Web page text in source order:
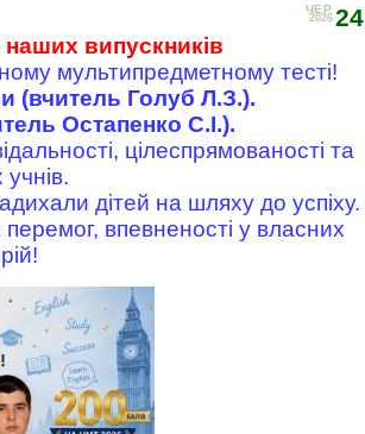
24
ЧЕР
2026
випускників
мультипредметному тесті!
(вчитель Голуб Л.З.).
Остапенко С.І.).
цілеспрямованості та
дітей на шляху до успіху.
впевненості у власних